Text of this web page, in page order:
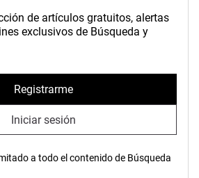
de artículos gratuitos, alertas
exclusivos de Búsqueda y
Registrarme
Iniciar sesión
a todo el contenido de Búsqueda